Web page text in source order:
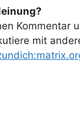
Kommentar
mit